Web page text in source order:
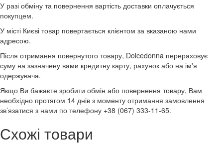
У разі обміну та повернення вартість доставки оплачується
покупцем.
У місті Києві товар повертається клієнтом за вказаною нами
адресою.
Після отримання повернутого товару, Dolcedonna перераховує
суму на зазначену вами кредитну карту, рахунок або на ім'я
одержувача.
Якщо Ви бажаєте зробити обмін або повернення товару, Вам
необхідно протягом 14 днів з моменту отримання замовлення
зв’язатися з нами по телефону +38 (067) 333-11-65.
Схожі товари